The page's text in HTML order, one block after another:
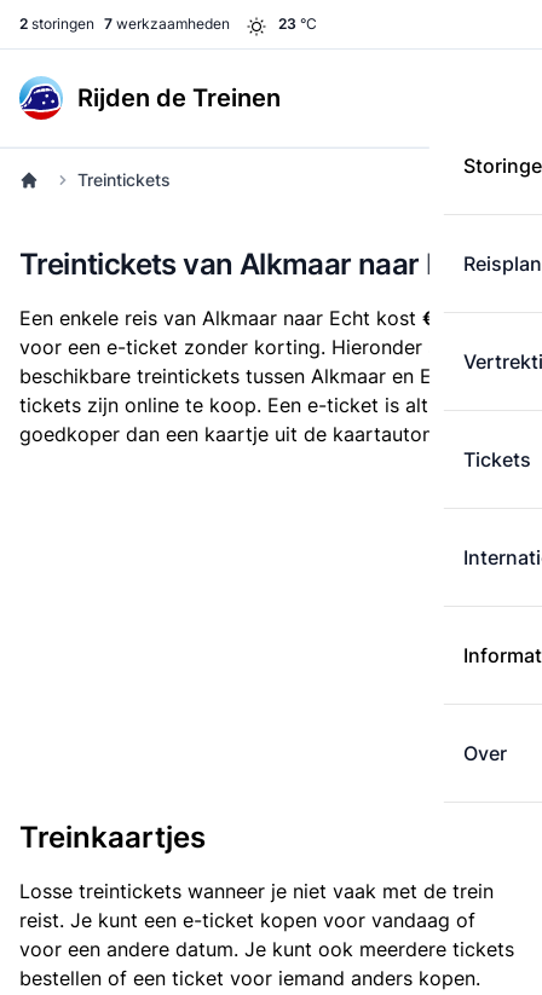
2 storingen 7 werkzaamheden 23 °C
Rijden de Treinen
Tickets
Over
Treintickets
Treintickets van Alkmaar naar Echt
Een enkele reis van Alkmaar naar Echt kost € 33,73
voor een e-ticket zonder korting. Hieronder staan alle
beschikbare treintickets tussen Alkmaar en Echt. Deze
tickets zijn online te koop. Een e-ticket is altijd
goedkoper dan een kaartje uit de kaartautomaat.
Treinkaartjes
Losse treintickets wanneer je niet vaak met de trein
reist. Je kunt een e-ticket kopen voor vandaag of
voor een andere datum. Je kunt ook meerdere tickets
bestellen of een ticket voor iemand anders kopen.